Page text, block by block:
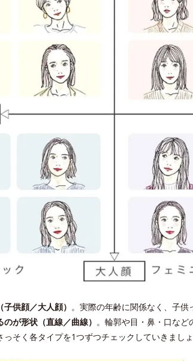
供顔／大人顔） 。実際の年齢に関係なく、子
が形状（直線／曲線） 。輪郭や目・鼻・口な
そく各タイプを1つずつチェックしていきましょ